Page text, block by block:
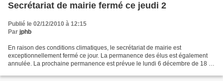
Secrétariat de mairie fermé ce jeudi 2
Publié le 02/12/2010 à 12:15
Par jphb
En raison des conditions climatiques, le secrétariat de mairie est
exceptionnellement fermé ce jour. La permanence des élus est également
annulée. La prochaine permanence est prévue le lundi 6 décembre de 18 h